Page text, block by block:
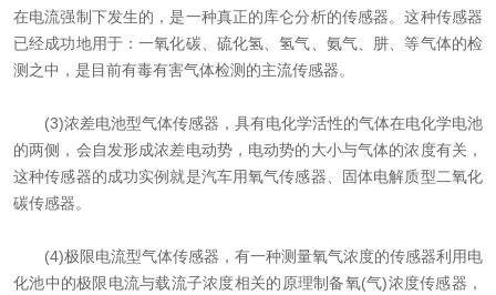
在电流强制下发生的，是一种真正的库仑分析的传感器。这种传感器
已经成功地用于：一氧化碳、硫化氢、氢气、氨气、肼、等气体的检
测之中，是目前有毒有害气体检测的主流传感器。
(3)浓差电池型气体传感器，具有电化学活性的气体在电化学电池
的两侧，会自发形成浓差电动势，电动势的大小与气体的浓度有关，
这种传感器的成功实例就是汽车用氧气传感器、固体电解质型二氧化
碳传感器。
(4)极限电流型气体传感器，有一种测量氧气浓度的传感器利用电
化池中的极限电流与载流子浓度相关的原理制备氧(气)浓度传感器，